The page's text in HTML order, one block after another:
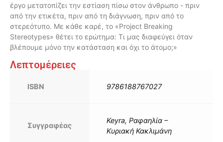
έργο μετατοπίζει την εστίαση πίσω στον άνθρωπο - πριν
από την ετικέτα, πριν από τη διάγνωση, πριν από το
στερεότυπο. Με κάθε καρέ, το «Project Breaking
Stereotypes» θέτει το ερώτημα: Τι μας διαφεύγει όταν
βλέπουμε μόνο την κατάσταση και όχι το άτομο;»
Λεπτομέρειες
ISBN 9786188767027
Συγγραφέας
Keyra, Ραφαηλία –
Κυριακή Κακλιμάνη